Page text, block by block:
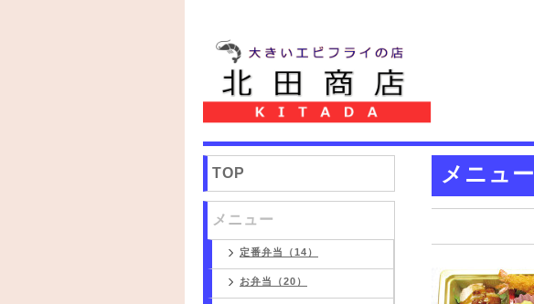
メニュー
TOP
メニュー
定番弁当（14）
お弁当（20）